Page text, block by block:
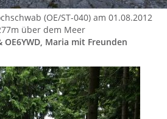
(OE/ST-040) am 01.08.2012
über dem Meer
OE6YWD, Maria mit Freunden